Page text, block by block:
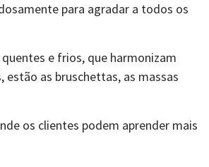
para agradar a todos os
e frios, que harmonizam
as bruschettas, as massas
os clientes podem aprender mais